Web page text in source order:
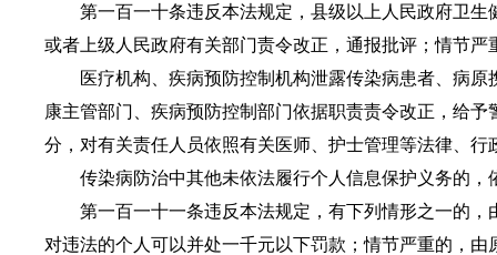
第一百一十条违反本法规定，县级以上人民政府卫生
或者上级人民政府有关部门责令改正，通报批评；情节
医疗机构、疾病预防控制机构泄露传染病患者、病原
康主管部门、疾病预防控制部门依据职责责令改正，给
分，对有关责任人员依照有关医师、护士管理等法律、行
传染病防治中其他未依法履行个人信息保护义务的，
第一百一十一条违反本法规定，有下列情形之一的，
对违法的个人可以并处一千元以下罚款；情节严重的，